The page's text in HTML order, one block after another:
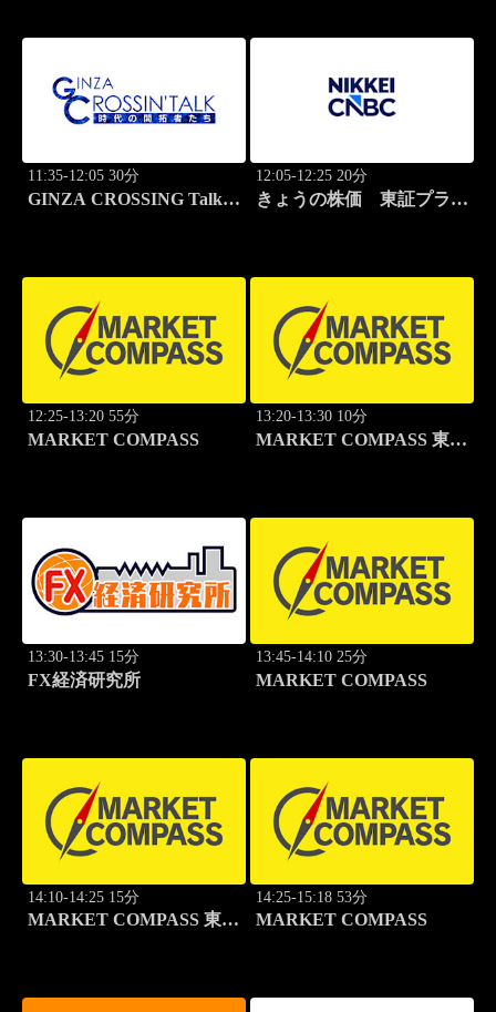
11:35-12:05 30分
GINZA CROSSING Talk
12:05-12:25 20分
きょうの株価 東証プライ
12:25-13:20 55分
MARKET COMPASS
13:20-13:30 10分
MARKET COMPASS 東証
13:30-13:45 15分
FX経済研究所
13:45-14:10 25分
MARKET COMPASS
14:10-14:25 15分
MARKET COMPASS 東証
14:25-15:18 53分
MARKET COMPASS